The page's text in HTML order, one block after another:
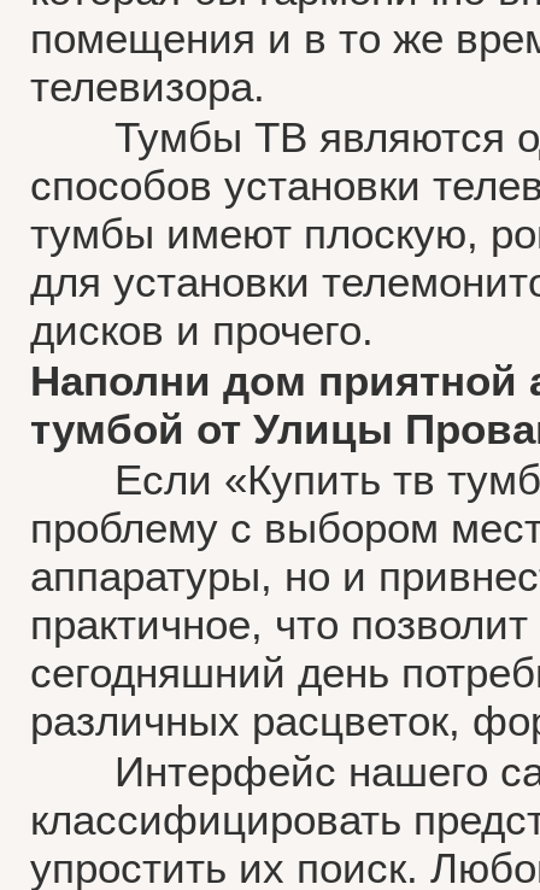
помещения и в то же
телевизора.
Тумбы ТВ являются
способов установки
тумбы имеют плоскую,
для установки
дисков и прочего.
Наполни дом
тумбой от Улицы
Если «Купить тв
проблему с выбором
аппаратуры, но и
практичное, что
сегодняшний день
различных расцветок,
Интерфейс нашего
классифицировать
упростить их поиск.